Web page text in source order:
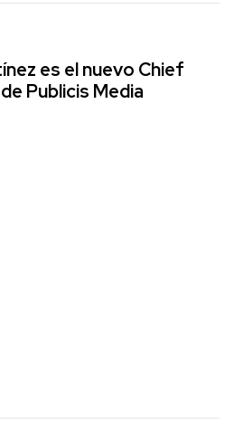
es el nuevo Chief
Publicis Media